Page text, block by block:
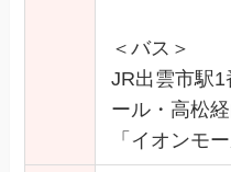
＜バス＞
JR出雲市駅
ール・高松
「イオンモ